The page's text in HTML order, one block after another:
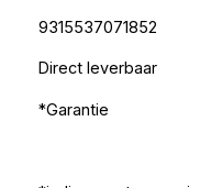
9315537071852
Direct leverbaar
*Garantie